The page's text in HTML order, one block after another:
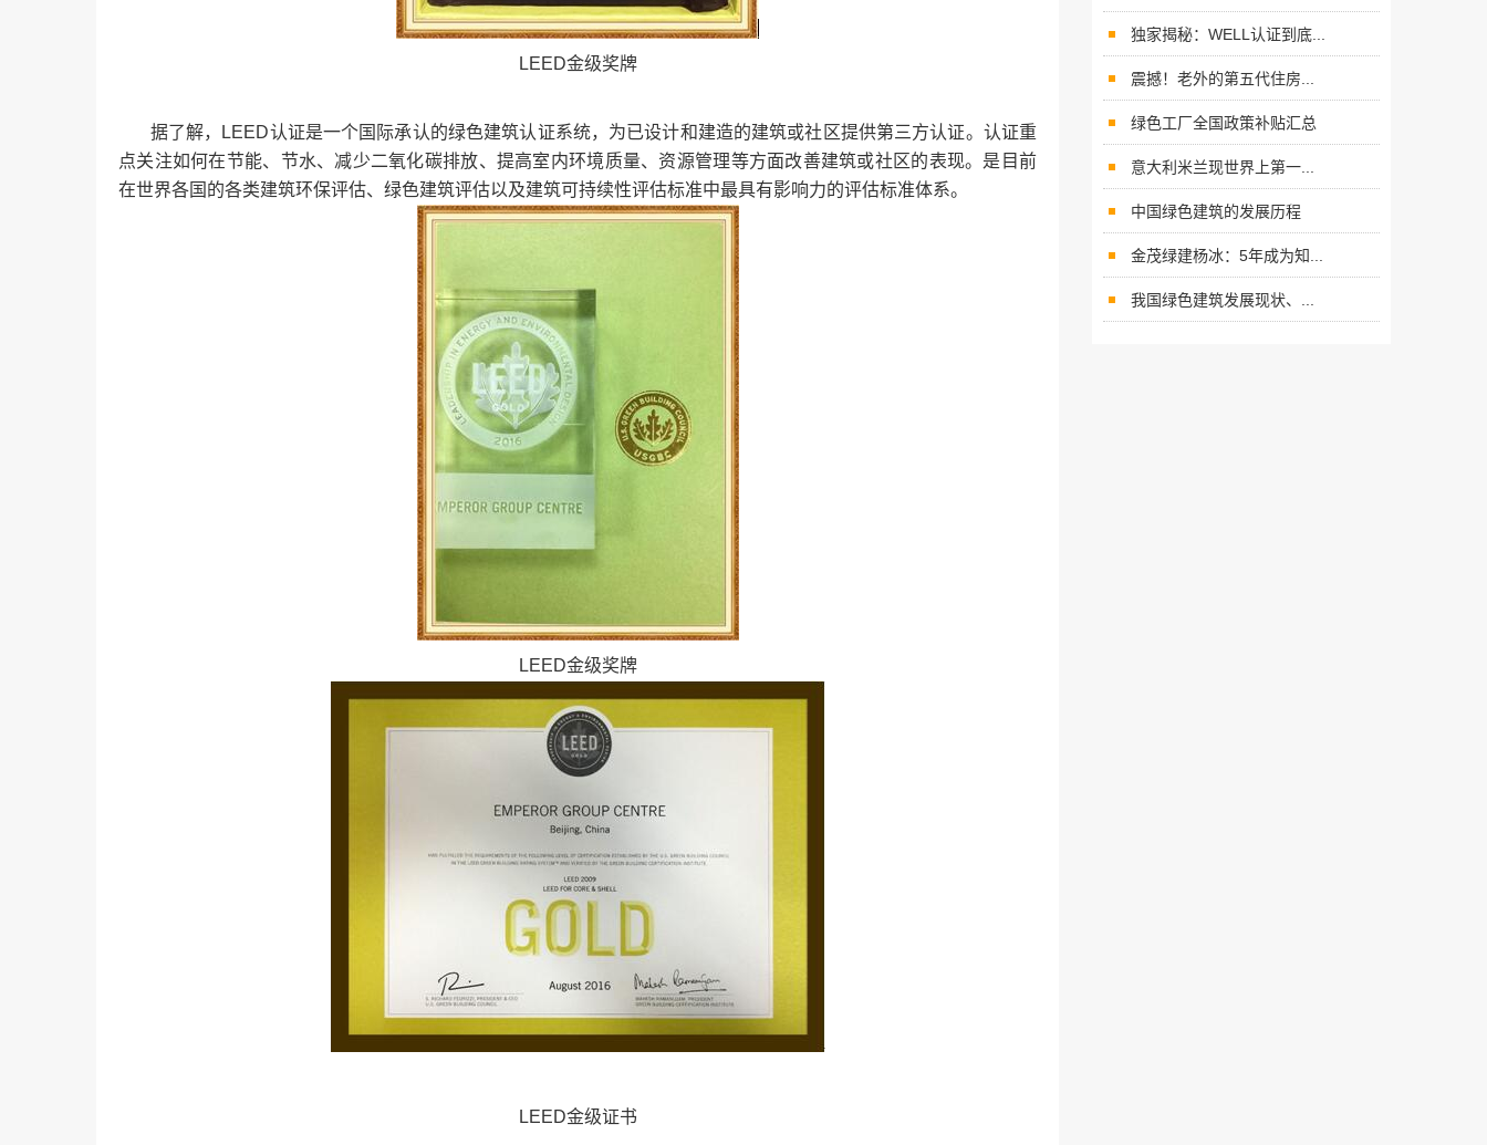
LEED金级奖牌
据了解，LEED认证是一个国际承认的绿色建筑认证系统，为已设计和建造的建筑或社区提供第三方认证。认证重
点关注如何在节能、节水、减少二氧化碳排放、提高室内环境质量、资源管理等方面改善建筑或社区的表现。是目前
在世界各国的各类建筑环保评估、绿色建筑评估以及建筑可持续性评估标准中最具有影响力的评估标准体系。
LEED金级奖牌
LEED金级证书
独家揭秘：WELL认证到底...
震撼！老外的第五代住房...
绿色工厂全国政策补贴汇总
意大利米兰现世界上第一...
中国绿色建筑的发展历程
金茂绿建杨冰：5年成为知...
我国绿色建筑发展现状、...